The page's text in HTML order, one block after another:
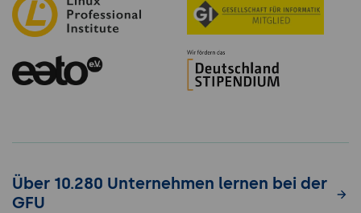
Über 10.280 Unternehmen lernen bei der
GFU